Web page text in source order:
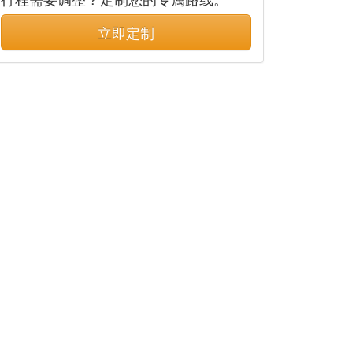
立即定制